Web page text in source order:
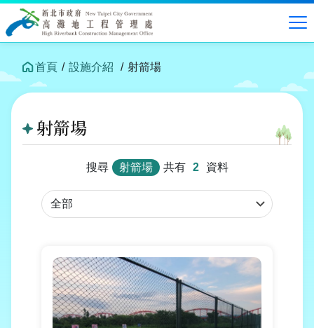
跳
中
容
首頁 設施介紹 射箭場
射箭場
搜尋 射箭場 共有 2 資料
行
政